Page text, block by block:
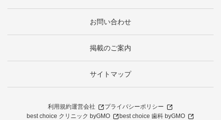
お問い合わせ
掲載のご案内
サイトマップ
利用規約運営会社
プライバシーポリシー
best choice クリニック byGMO
best choice 歯科 byGMO